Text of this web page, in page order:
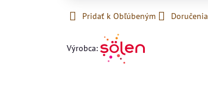
Pridať k Obľúbeným Doručenia
Výrobca: